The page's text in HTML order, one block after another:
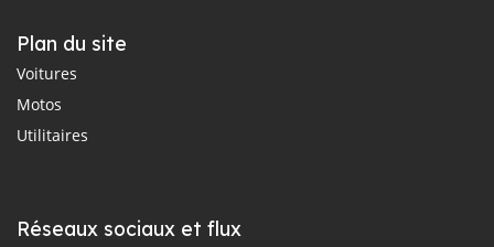
Plan du site
Voitures
Motos
Utilitaires
Réseaux sociaux et flux